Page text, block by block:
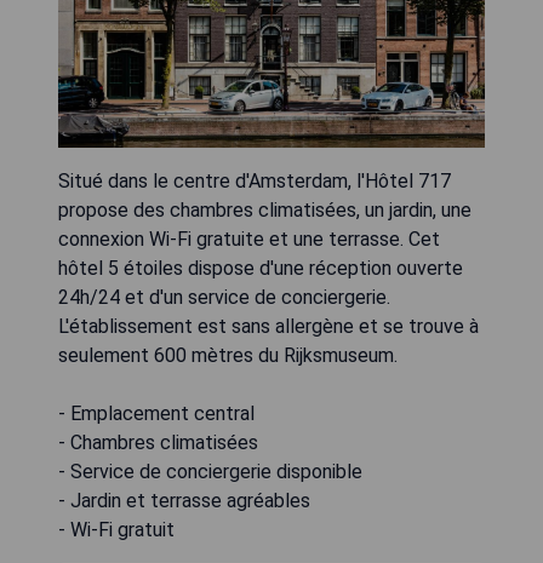
Situé dans le centre d'Amsterdam, l'Hôtel 717
propose des chambres climatisées, un jardin, une
connexion Wi-Fi gratuite et une terrasse. Cet
hôtel 5 étoiles dispose d'une réception ouverte
24h/24 et d'un service de conciergerie.
L'établissement est sans allergène et se trouve à
seulement 600 mètres du Rijksmuseum.
- Emplacement central
- Chambres climatisées
- Service de conciergerie disponible
- Jardin et terrasse agréables
- Wi-Fi gratuit